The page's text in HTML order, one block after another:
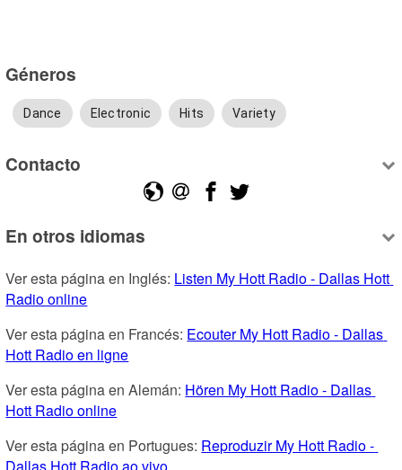
Géneros
Dance Electronic Hits Variety
Contacto
En otros idiomas
Ver esta página en Inglés: Listen My Hott Radio - Dallas Hott
Radio online
Ver esta página en Francés: Ecouter My Hott Radio - Dallas
Hott Radio en ligne
Ver esta página en Alemán: Hören My Hott Radio - Dallas
Hott Radio online
Ver esta página en Portugues: Reproduzir My Hott Radio -
Dallas Hott Radio ao vivo